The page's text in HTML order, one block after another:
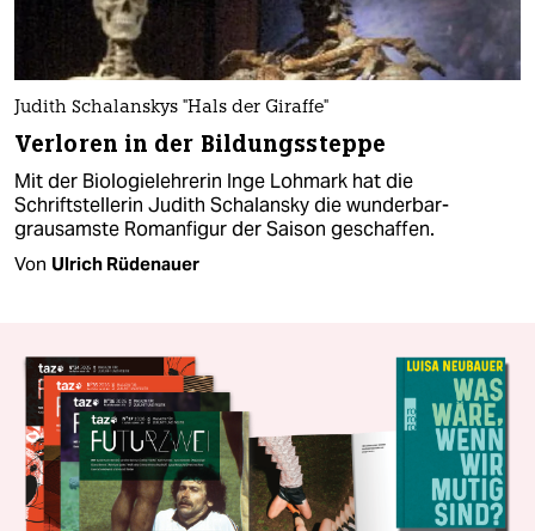
Judith Schalanskys "Hals der Giraffe"
Verloren in der Bildungssteppe
Mit der Biologielehrerin Inge Lohmark hat die
Schriftstellerin Judith Schalansky die wunderbar-
grausamste Romanfigur der Saison geschaffen.
Von Ulrich Rüdenauer